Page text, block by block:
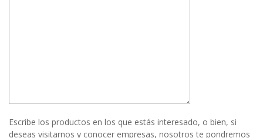
Escribe los productos en los que estás interesado, o bien, si
deseas visitarnos y conocer empresas, nosotros te pondremos